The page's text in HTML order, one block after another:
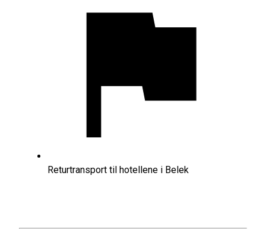
Returtransport til hotellene i Belek